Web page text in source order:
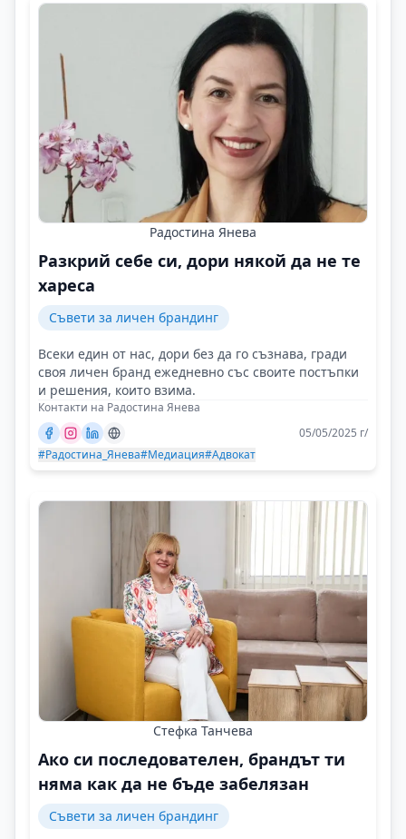
Радостина Янева
Разкрий себе си, дори някой да не те
хареса
Съвети за личен брандинг
Всеки един от нас, дори без да го съзнава, гради
своя личен бранд ежедневно със своите постъпки
и решения, които взима.
Контакти на Радостина Янева
05/05/2025 г/
#Радостина_Янева#Медиация#Адвокат
Стефка Танчева
Ако си последователен, брандът ти
няма как да не бъде забелязан
Съвети за личен брандинг